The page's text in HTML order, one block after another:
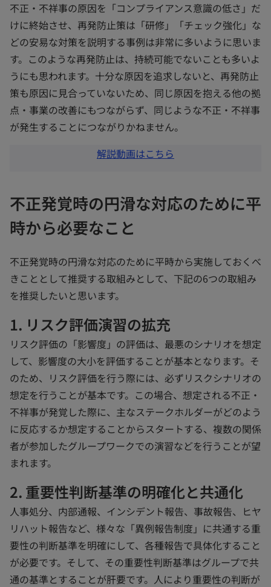
不正・不祥事の原因を「コンプライアンス意識の低さ」だ
けに終始させ、再発防止策は「研修」「チェック強化」な
どの安易な対策を説明する事例は非常に多いように思いま
す。このような再発防止は、持続可能でないことも多いよ
うにも思われます。十分な原因を追求しないと、再発防止
策も原因に見合っていないため、同じ原因を抱える他の拠
点・事業の改善にもつながらず、同じような不正・不祥事
が発生することにつながりかねません。
解説動画はこちら
タ
開
く
不正発覚時の円滑な対応のために平
時から必要なこと
不正発覚時の円滑な対応のために平時から実施しておくべ
きこととして推奨する取組みとして、下記の6つの取組み
を推奨したいと思います。
1. リスク評価演習の拡充
リスク評価の「影響度」の評価は、最悪のシナリオを想定
して、影響度の大小を評価することが基本となります。そ
のため、リスク評価を行う際には、必ずリスクシナリオの
想定を行うことが基本です。この場合、想定される不正・
不祥事が発覚した際に、主なステークホルダーがどのよう
に反応するか想定することからスタートする、複数の関係
者が参加したグループワークでの演習などを行うことが望
まれます。
2. 重要性判断基準の明確化と共通化
人事処分、内部通報、インシデント報告、事故報告、ヒヤ
リハット報告など、様々な「異例報告制度」に共通する重
要性の判断基準を明確にして、各種報告で具体化すること
が必要です。そして、その重要性判断基準はグループで共
通の基準とすることが肝要です。人により重要性の判断が